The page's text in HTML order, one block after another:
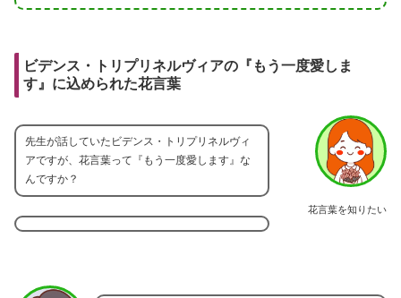
ビデンス・トリプリネルヴィアの『もう一度愛しま
す』に込められた花言葉
花言葉を知りたい
先生が話していたビデンス・トリプリネルヴィ
アですが、花言葉って『もう一度愛します』な
んですか？